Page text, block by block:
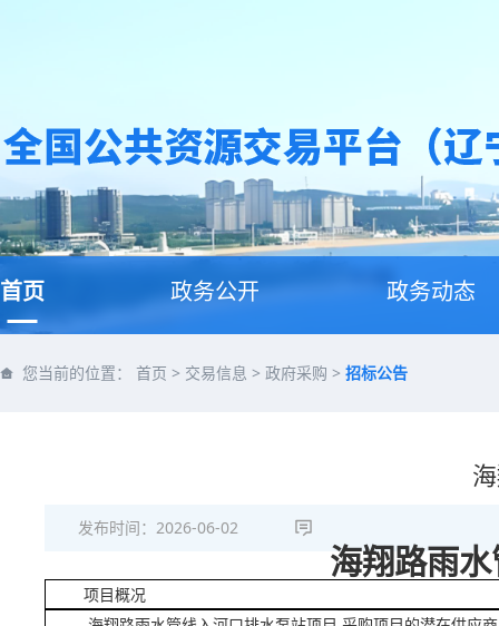
首页 政务公开 政务动态
您当前的位置： 首页 > 交易信息 > 政府采购 > 招标公告
发布时间： 2026-06-02
海翔路雨
项目概况